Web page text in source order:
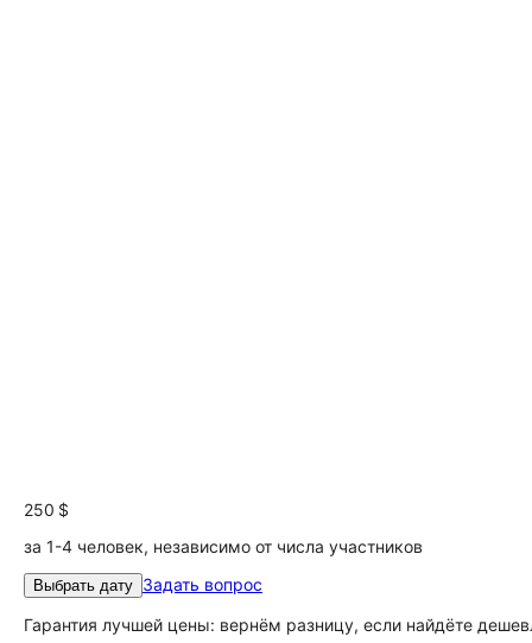
250 $
за 1-4 человек, независимо от числа участников
Выбрать дату Задать вопрос
Гарантия лучшей цены: вернём разницу, если найдёте